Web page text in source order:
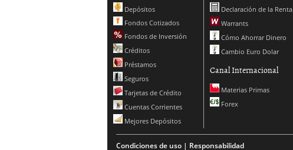
Depósitos
Fondos Cotizados
Fondos de Inversión
Créditos
Préstamos
Seguros
Tarjetas de Crédito
Cuentas Corrientes
Mejores Depósitos
Declaración de la Renta
Warrants
Cómo Ahorrar Dinero
Cambio Euro Dolar
Canal Internacional
Materias Primas
Forex
Condiciones de uso | Responsabilidad